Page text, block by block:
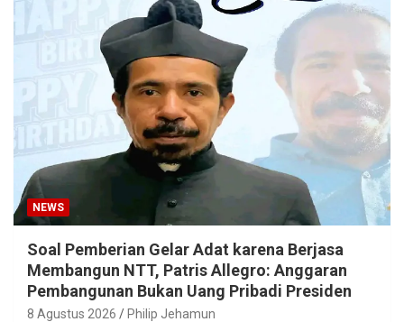
NEWS
Soal Pemberian Gelar Adat karena Berjasa
Membangun NTT, Patris Allegro: Anggaran
Pembangunan Bukan Uang Pribadi Presiden
8 Agustus 2026 Philip Jehamun